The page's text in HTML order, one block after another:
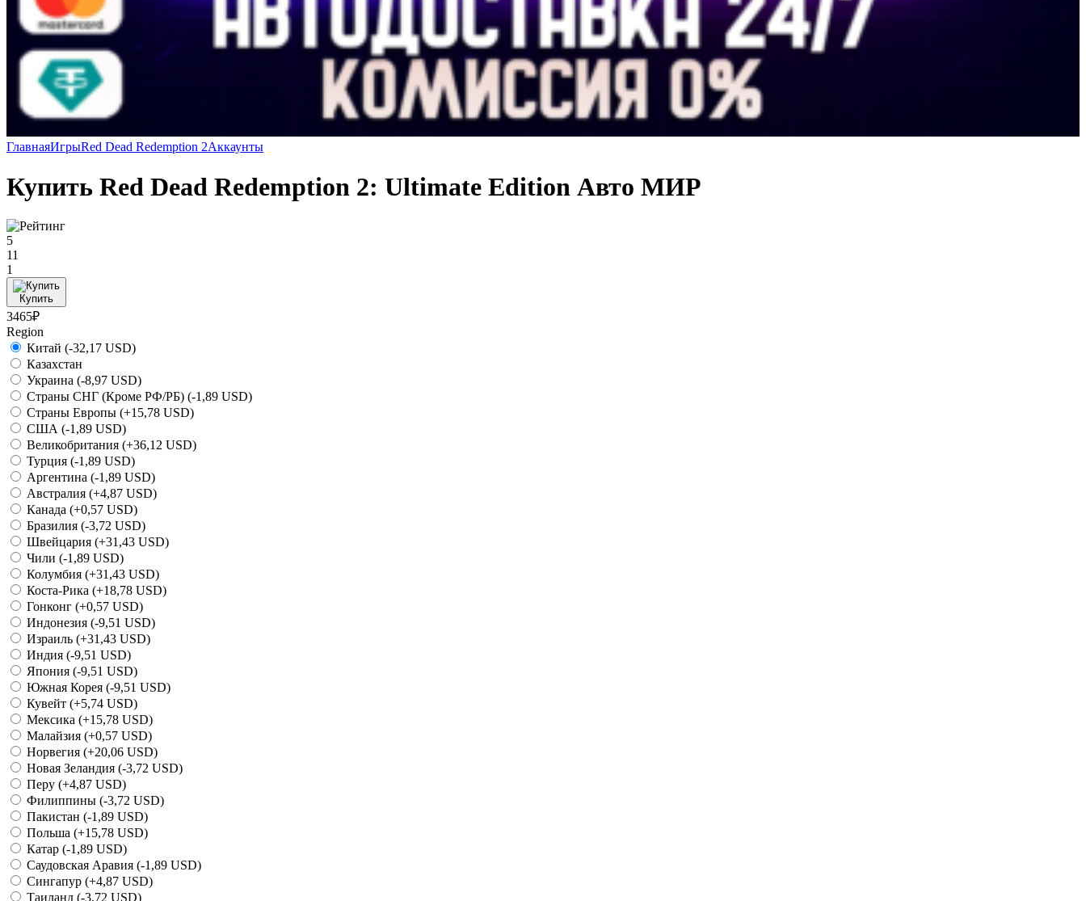
ГлавнаяИгрыRed Dead Redemption 2Аккаунты
Купить Red Dead Redemption 2: Ultimate Edition Авто МИР
5
11
1
Купить
3465₽
Region
Китай (-32,17 USD)
Казахстан
Украина (-8,97 USD)
Страны СНГ (Кроме РФ/РБ) (-1,89 USD)
Страны Европы (+15,78 USD)
США (-1,89 USD)
Великобритания (+36,12 USD)
Турция (-1,89 USD)
Аргентина (-1,89 USD)
Австралия (+4,87 USD)
Канада (+0,57 USD)
Бразилия (-3,72 USD)
Швейцария (+31,43 USD)
Чили (-1,89 USD)
Колумбия (+31,43 USD)
Коста-Рика (+18,78 USD)
Гонконг (+0,57 USD)
Индонезия (-9,51 USD)
Израиль (+31,43 USD)
Индия (-9,51 USD)
Япония (-9,51 USD)
Южная Корея (-9,51 USD)
Кувейт (+5,74 USD)
Мексика (+15,78 USD)
Малайзия (+0,57 USD)
Норвегия (+20,06 USD)
Новая Зеландия (-3,72 USD)
Перу (+4,87 USD)
Филиппины (-3,72 USD)
Пакистан (-1,89 USD)
Польша (+15,78 USD)
Катар (-1,89 USD)
Саудовская Аравия (-1,89 USD)
Сингапур (+4,87 USD)
Таиланд (-3,72 USD)